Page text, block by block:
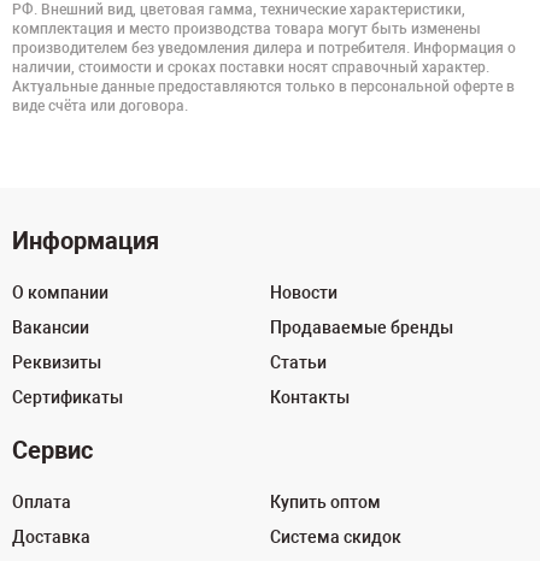
РФ. Внешний вид, цветовая гамма, технические характеристики,
комплектация и место производства товара могут быть изменены
производителем без уведомления дилера и потребителя. Информация о
наличии, стоимости и сроках поставки носят справочный характер.
Актуальные данные предоставляются только в персональной оферте в
виде счёта или договора.
Информация
О компании
Вакансии
Реквизиты
Сертификаты
Новости
Продаваемые бренды
Статьи
Контакты
Сервис
Оплата
Доставка
Купить оптом
Система скидок